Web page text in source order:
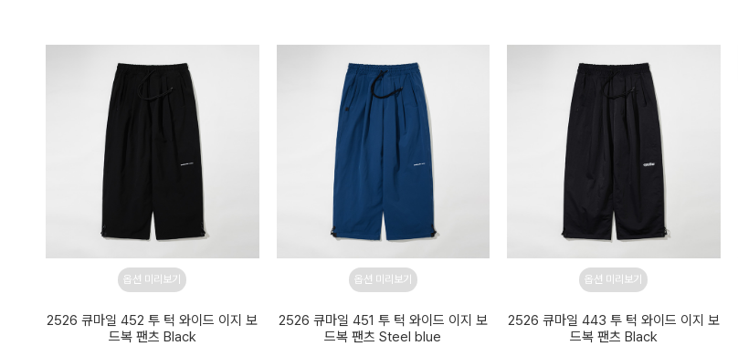
옵션 미리보기
2526 큐마일 452 투 턱 와이드 이지 보
드복 팬츠 Black
옵션 미리보기
2526 큐마일 451 투 턱 와이드 이지 보
드복 팬츠 Steel blue
옵션 미리보기
2526 큐마일 443 투 턱 와이드 이지 보
드복 팬츠 Black